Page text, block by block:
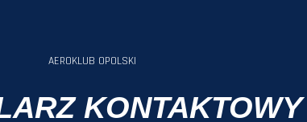
AEROKLUB OPOLSKI
KONTAKTOWY